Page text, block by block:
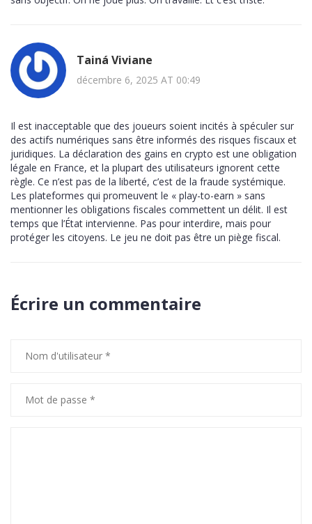
Tainá Viviane
décembre 6, 2025 AT 00:49
Il est inacceptable que des joueurs soient incités à spéculer sur
des actifs numériques sans être informés des risques fiscaux et
juridiques. La déclaration des gains en crypto est une obligation
légale en France, et la plupart des utilisateurs ignorent cette
règle. Ce n’est pas de la liberté, c’est de la fraude systémique.
Les plateformes qui promeuvent le « play-to-earn » sans
mentionner les obligations fiscales commettent un délit. Il est
temps que l’État intervienne. Pas pour interdire, mais pour
protéger les citoyens. Le jeu ne doit pas être un piège fiscal.
Écrire un commentaire